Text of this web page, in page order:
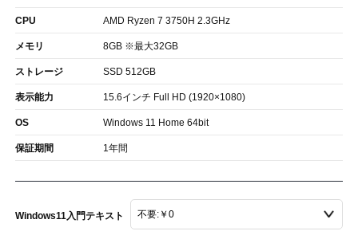
CPU AMD Ryzen 7 3750H 2.3GHz
メモリ 8GB ※最大32GB
ストレージ SSD 512GB
表示能力 15.6インチ Full HD (1920×1080)
OS Windows 11 Home 64bit
保証期間 1年間
Windows11入門テキスト